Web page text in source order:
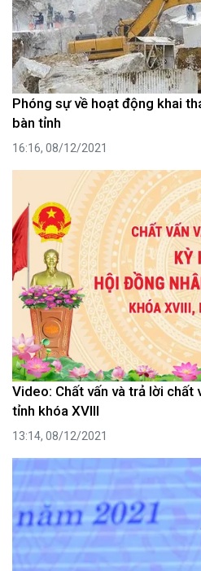
Phóng sự về hoạt động khai
bàn tỉnh
16:16, 08/12/2021
Video: Chất vấn và trả lời chất
tỉnh khóa XVIII
13:14, 08/12/2021